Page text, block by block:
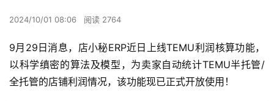
2024/10/01 08:06 阅读 2764
9月29日消息，店小秘ERP近日上线TEMU利润核算功能，
以科学缜密的算法及模型，为卖家自动统计TEMU半托管/
全托管的店铺利润情况，该功能现已正式开放使用！